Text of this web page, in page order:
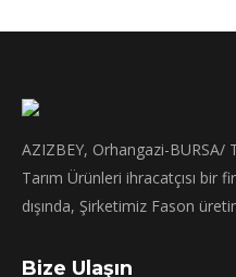
AZIZBEY, Orhangazi-BURSA/
Tarım Ürünleri ihracatçısı bir
dışında, Şirketimiz Fason
Bize Ulaşın